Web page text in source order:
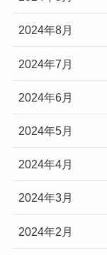
2024年8月
2024年7月
2024年6月
2024年5月
2024年4月
2024年3月
2024年2月